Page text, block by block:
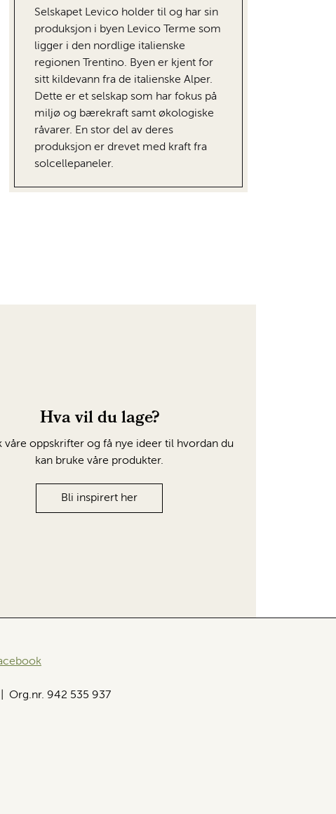
Selskapet Levico holder til og har sin
produksjon i byen Levico Terme som
ligger i den nordlige italienske
regionen Trentino. Byen er kjent for
sitt kildevann fra de italienske Alper.
Dette er et selskap som har fokus på
miljø og bærekraft samt økologiske
råvarer. En stor del av deres
produksjon er drevet med kraft fra
solcellepaneler.
Hva vil du lage?
våre oppskrifter og få nye ideer til hvordan du
kan bruke våre produkter.
Bli inspirert her
Org.nr. 942 535 937